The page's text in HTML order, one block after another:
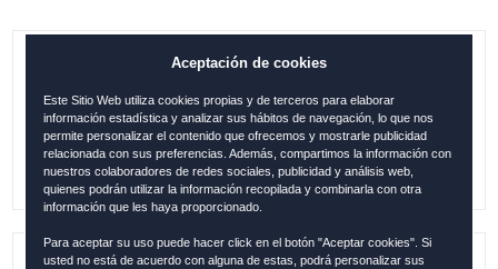
GORRA ESPAÑA 3D NEGRO
0.00€
Aceptación de cookies
Este Sitio Web utiliza cookies propias y de terceros para elaborar
información estadística y analizar sus hábitos de navegación, lo que nos
permite personalizar el contenido que ofrecemos y mostrarle publicidad
relacionada con sus preferencias. Además, compartimos la información con
nuestros colaboradores de redes sociales, publicidad y análisis web,
quienes podrán utilizar la información recopilada y combinarla con otra
información que les haya proporcionado.
Para aceptar su uso puede hacer click en el botón "Aceptar cookies". Si
usted no está de acuerdo con alguna de estas, podrá personalizar sus